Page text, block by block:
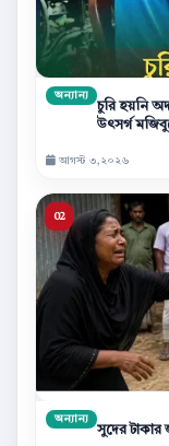
অন্যান্য
চুরি হয়নি
উৎসর্গ
আগস্ট ৩,২০২৬
অন্যান্য
সুদের টাকার